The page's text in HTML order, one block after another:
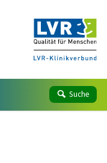
Suche